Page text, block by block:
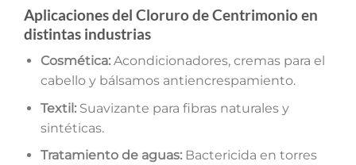
Aplicaciones del Cloruro de Centrimonio en
distintas industrias
Cosmética:Acondicionadores, cremas para el
cabello y bálsamos antiencrespamiento.
Textil:Suavizante para fibras naturales y
sintéticas.
Tratamiento de aguas:Bactericida en torres